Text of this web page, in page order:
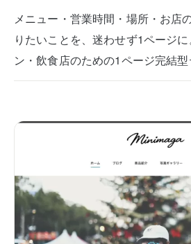
メニュー・営業時間・場所・お店
りたいことを、迷わせず1ページ
ン・飲食店のための1ページ完結